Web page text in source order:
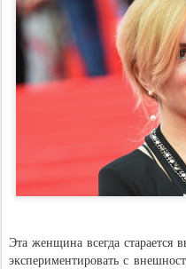
Эта женщина всегда старается
экспериментировать с